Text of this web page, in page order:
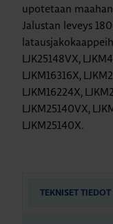
upotetaan
Jalustan leveys
LJK25148VX,
LJKM16316X,
LJKM16224X,
LJKM25140VX,
LJKM25140X.
TEKNISET TIEDOT